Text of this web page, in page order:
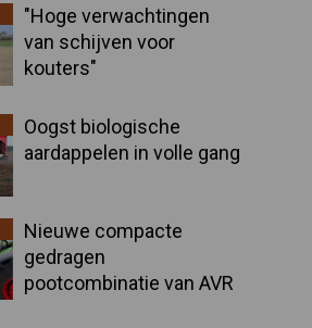
"Hoge verwachtingen
van schijven voor
kouters"
Oogst biologische
aardappelen in volle gang
Nieuwe compacte
gedragen
pootcombinatie van AVR